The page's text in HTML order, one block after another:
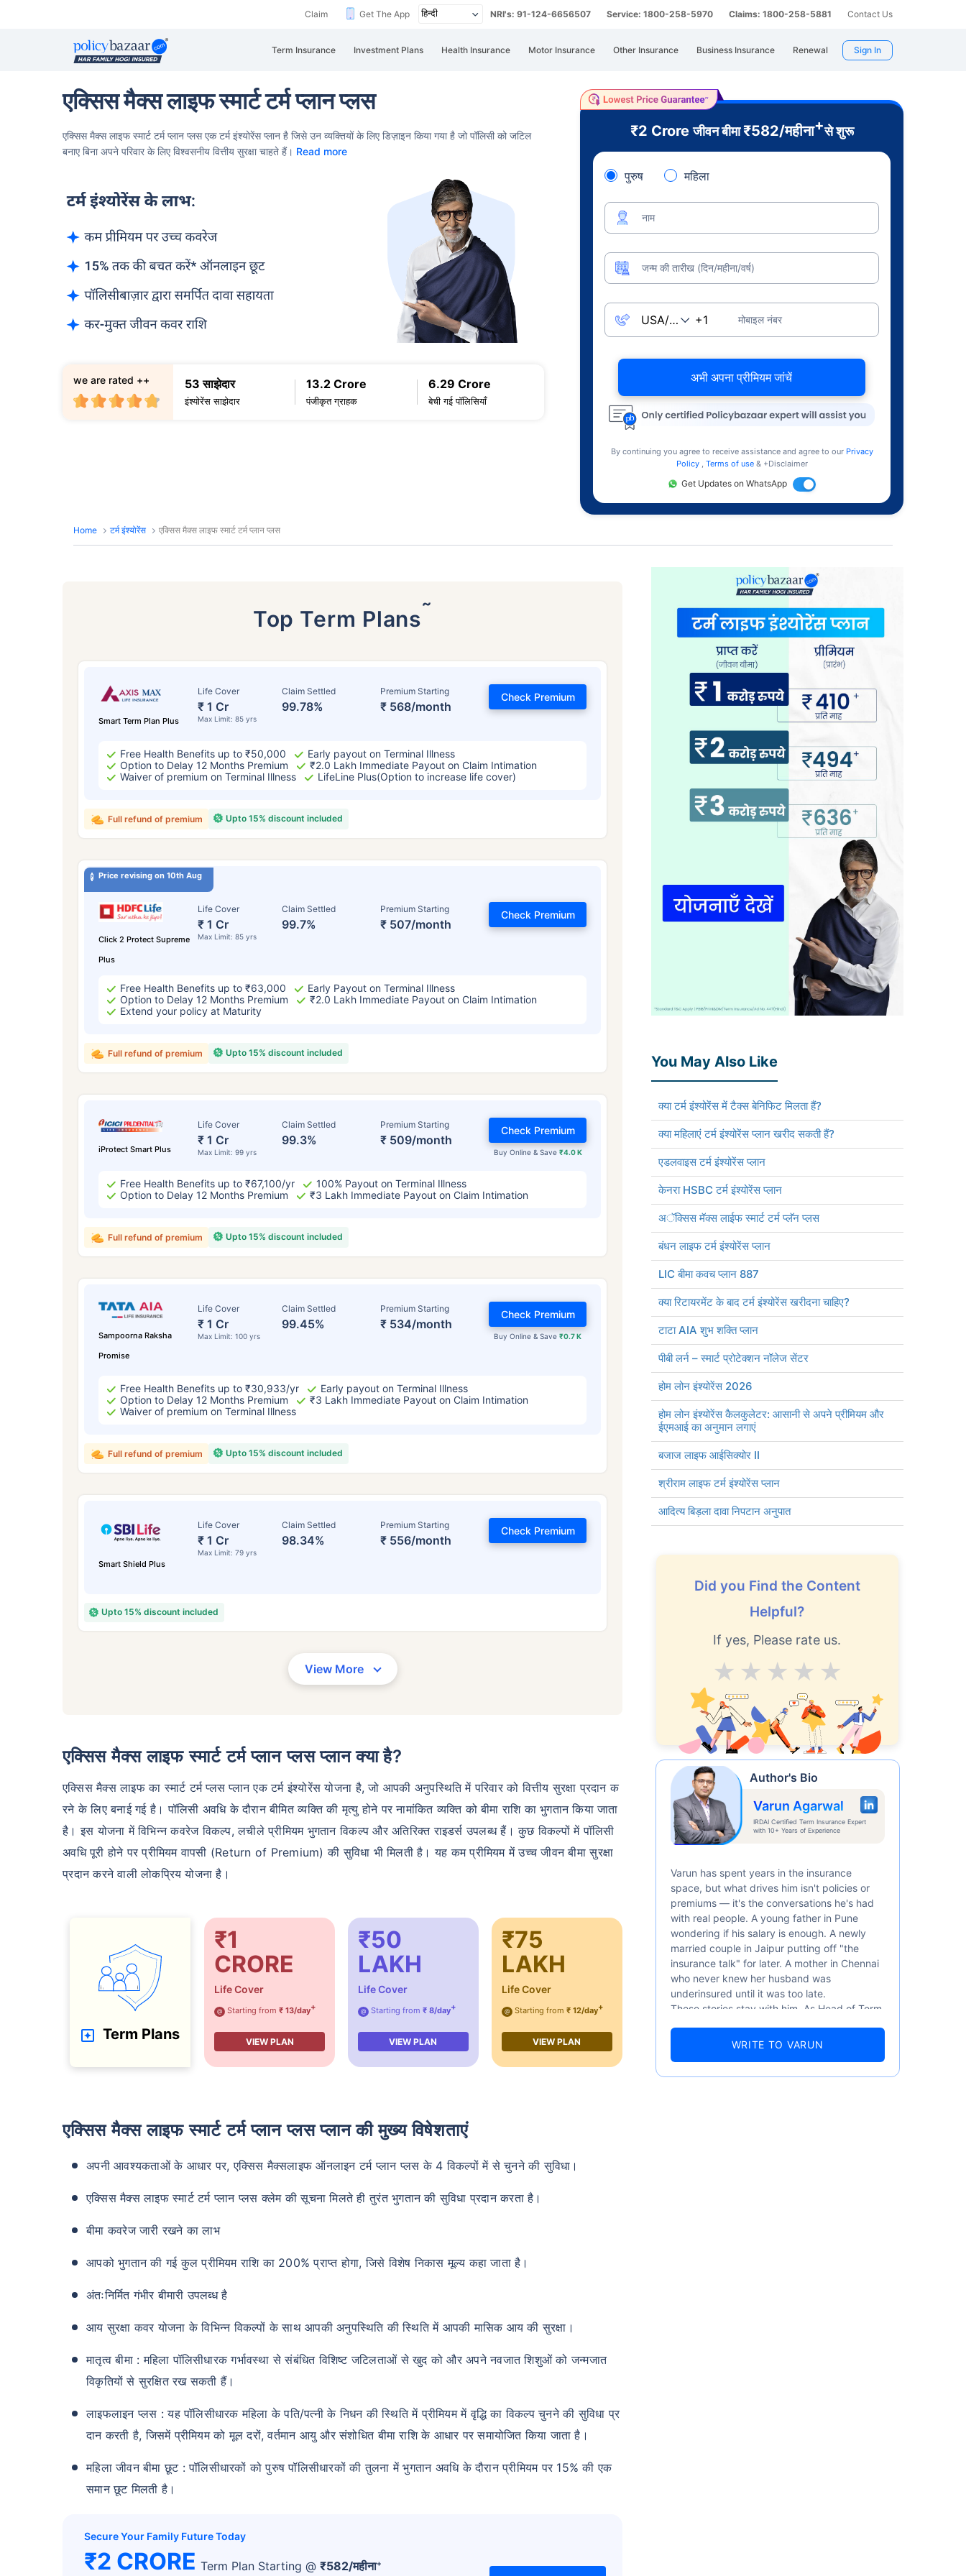
Claim Get The App NRI's: 91-124-6656507 Service: 1800-258-5970 Claims: 1800-258-5881 Contact Us
Term Insurance Investment Plans Health Insurance Motor Insurance Other Insurance Business Insurance Renewal Sign In
एक्सिस मैक्स लाइफ स्मार्ट टर्म प्लान प्लस
एक्सिस मैक्स लाइफ स्मार्ट टर्म प्लान प्लस एक टर्म इंश्योरेंस प्लान है जिसे उन व्यक्तियों के लिए डिज़ाइन किया गया है जो पॉलिसी को जटिल
बनाए बिना अपने परिवार के लिए विश्वसनीय वित्तीय सुरक्षा चाहते हैं। Read more
53 साझेदार
इंश्योरेंस साझेदार
13.2 Crore
पंजीकृत ग्राहक
6.29 Crore
बेची गई पॉलिसियाँ
we are rated ++
₹2 Croreजीवन बीमा₹582/महीना+से शुरू
पुरुष महिला
नाम
जन्म की तारीख (दिन/महीना/वर्ष)
मोबाइल नंबर
अभी अपना प्रीमियम जांचें
By continuing you agree to receive assistance and agree to our Privacy
Policy
Terms of use & +Disclaimer
Get Updates on WhatsApp
Home टर्म इंश्योरेंस एक्सिस मैक्स लाइफ स्मार्ट टर्म प्लान प्लस
Top Term Plans˜
Smart Term Plan Plus
Life Cover
₹ 1 Cr
Max Limit: 85 yrs
Claim Settled
99.78%
Premium Starting
₹ 568/month
Check Premium
Free Health Benefits up to ₹50,000
Early payout on Terminal Illness
Option to Delay 12 Months Premium
₹2.0 Lakh Immediate Payout on Claim Intimation
Waiver of premium on Terminal Illness
LifeLine Plus(Option to increase life cover)
Upto 15% discount included
Full refund of premium
Price revising on 10th Aug
Click 2 Protect Supreme
Plus
Life Cover
₹ 1 Cr
Max Limit: 85 yrs
Claim Settled
99.7%
Premium Starting
₹ 507/month
Check Premium
Free Health Benefits up to ₹63,000
Early Payout on Terminal Illness
Option to Delay 12 Months Premium
₹2.0 Lakh Immediate Payout on Claim Intimation
Extend your policy at Maturity
Upto 15% discount included
Full refund of premium
iProtect Smart Plus
Life Cover
₹ 1 Cr
Max Limit: 99 yrs
Claim Settled
99.3%
Premium Starting
₹ 509/month
Buy Online & Save ₹4.0 K
Check Premium
Free Health Benefits up to ₹67,100/yr
100% Payout on Terminal Illness
Option to Delay 12 Months Premium
₹3 Lakh Immediate Payout on Claim Intimation
Upto 15% discount included
Full refund of premium
Sampoorna Raksha
Promise
Life Cover
₹ 1 Cr
Max Limit: 100 yrs
Claim Settled
99.45%
Premium Starting
₹ 534/month
Buy Online & Save₹0.7 K
Check Premium
Free Health Benefits up to ₹30,933/yr
Early payout on Terminal Illness
Option to Delay 12 Months Premium
₹3 Lakh Immediate Payout on Claim Intimation
Waiver of premium on Terminal Illness
Upto 15% discount included
Full refund of premium
Smart Shield Plus
Life Cover
₹ 1 Cr
Max Limit: 79 yrs
Claim Settled
98.34%
Premium Starting
₹ 556/month
Check Premium
Upto 15% discount included
View More
एक्सिस मैक्स लाइफ स्मार्ट टर्म प्लान प्लस प्लान क्या है?
एक्सिस मैक्स लाइफ का स्मार्ट टर्म प्लस प्लान एक टर्म इंश्योरेंस योजना है, जो आपकी अनुपस्थिति में परिवार को वित्तीय सुरक्षा प्रदान क
रने के लिए बनाई गई है। पॉलिसी अवधि के दौरान बीमित व्यक्ति की मृत्यु होने पर नामांकित व्यक्ति को बीमा राशि का भुगतान किया जाता
है। इस योजना में विभिन्न कवरेज विकल्प, लचीले प्रीमियम भुगतान विकल्प और अतिरिक्त राइडर्स उपलब्ध हैं। कुछ विकल्पों में पॉलिसी
अवधि पूरी होने पर प्रीमियम वापसी (Return of Premium) की सुविधा भी मिलती है। यह कम प्रीमियम में उच्च जीवन बीमा सुरक्षा
प्रदान करने वाली लोकप्रिय योजना है।
Term Plans
₹1
CRORE
Life Cover
@ Starting from ₹ 13/day+
VIEW PLAN
₹50
LAKH
Life Cover
@ Starting from ₹ 8/day+
VIEW PLAN
₹75
LAKH
Life Cover
@ Starting from ₹ 12/day+
VIEW PLAN
एक्सिस मैक्स लाइफ स्मार्ट टर्म प्लान प्लस प्लान की मुख्य विषेशताएं
अपनी आवश्यकताओं के आधार पर, एक्सिस मैक्सलाइफ ऑनलाइन टर्म प्लान प्लस के 4 विकल्पों में से चुनने की सुविधा।
एक्सिस मैक्स लाइफ स्मार्ट टर्म प्लान प्लस क्लेम की सूचना मिलते ही तुरंत भुगतान की सुविधा प्रदान करता है।
बीमा कवरेज जारी रखने का लाभ
आपको भुगतान की गई कुल प्रीमियम राशि का 200% प्राप्त होगा, जिसे विशेष निकास मूल्य कहा जाता है।
अंतःनिर्मित गंभीर बीमारी उपलब्ध है
आय सुरक्षा कवर योजना के विभिन्न विकल्पों के साथ आपकी अनुपस्थिति की स्थिति में आपकी मासिक आय की सुरक्षा।
मातृत्व बीमा : महिला पॉलिसीधारक गर्भावस्था से संबंधित विशिष्ट जटिलताओं से खुद को और अपने नवजात शिशुओं को जन्मजात
विकृतियों से सुरक्षित रख सकती हैं।
लाइफलाइन प्लस : यह पॉलिसीधारक महिला के पति/पत्नी के निधन की स्थिति में प्रीमियम में वृद्धि का विकल्प चुनने की सुविधा प्र
दान करती है, जिसमें प्रीमियम को मूल दरों, वर्तमान आयु और संशोधित बीमा राशि के आधार पर समायोजित किया जाता है।
महिला जीवन बीमा छूट : पॉलिसीधारकों को पुरुष पॉलिसीधारकों की तुलना में भुगतान अवधि के दौरान प्रीमियम पर 15% की एक
समान छूट मिलती है।
Secure Your Family Future Today
₹2 CRORE Term Plan Starting @ ₹582/महीना+
You May Also Like
क्या टर्म इंश्योरेंस में टैक्स बेनिफिट मिलता हैं?
क्या महिलाएं टर्म इंश्योरेंस प्लान खरीद सकती हैं?
एडलवाइस टर्म इंश्योरेंस प्लान
केनरा HSBC टर्म इंश्योरेंस प्लान
अॅक्सिस मॅक्स लाईफ स्मार्ट टर्म प्लॅन प्लस
बंधन लाइफ टर्म इंश्योरेंस प्लान
LIC बीमा कवच प्लान 887
क्या रिटायरमेंट के बाद टर्म इंश्योरेंस खरीदना चाहिए?
टाटा AIA शुभ शक्ति प्लान
पीबी लर्न – स्मार्ट प्रोटेक्शन नॉलेज सेंटर
होम लोन इंश्योरेंस 2026
होम लोन इंश्योरेंस कैलकुलेटर: आसानी से अपने प्रीमियम और
ईएमआई का अनुमान लगाएं
बजाज लाइफ आईसिक्योर II
श्रीराम लाइफ टर्म इंश्योरेंस प्लान
आदित्य बिड़ला दावा निपटान अनुपात
Did you Find the Content
Helpful?
If yes, Please rate us.
Excellent
V.Good
Good
Average
Author's Bio
Varun Agarwal
IRDAI Certified Term Insurance Expert
with 10+ Years of Experience
Varun has spent years in the insurance
space, but what drives him isn't policies or
premiums — it's the conversations he's had
with real people. A young father in Pune
wondering if his salary is enough. A newly
married couple in Jaipur putting off "the
insurance talk" for later. A mother in Chennai
who never knew her husband was
underinsured until it was too late.
These stories stay with him. As Head of Term
numbers well — 52.4% of Indians are aware
WRITE TO VARUN
उम्र टर्म इंश्योरेंस प्रीमियम कोकैसे प्रभावित करती है
34 वर्ष
*₹434 प्रति माह, 1 करोड़ के टर्म लाइफ इंश्योरेंस की शुरुआती कीमत है — एक गैर-धूम्रपान करने वाले व्यक्ति के लिए, जिसे कोई पूर्व-मौजूदा बीमारी नहीं है, 36 वर्ष की आयु तक कवर। *₹630 प्रति माह, 1 करोड़ के टर्म लाइफ इंश्योरेंस की
शुरुआती कीमत है — एक गैर-धूम्रपान करने वाले व्यक्ति के लिए, जिसे कोई पूर्व-मौजूदा बीमारी नहीं है, 46 वर्ष की आयु तक कवर।*₹1,376 प्रति माह, 1 करोड़ के टर्म लाइफ इंश्योरेंस की शुरुआती कीमत है — एक गैर-धूम्रपान करने वाले
व्यक्ति के लिए, जिसे कोई पूर्व-मौजूदा बीमारी नहीं है, 56 वर्ष की आयु तक कवर।